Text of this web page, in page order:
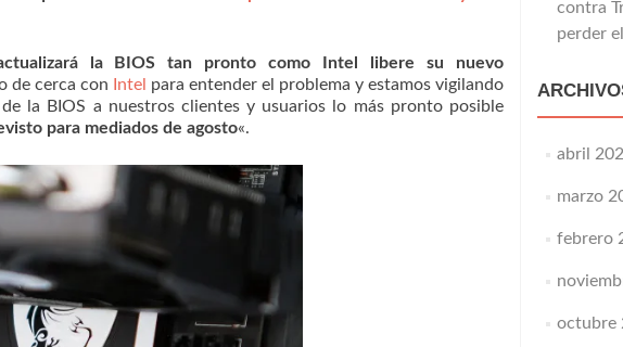
la BIOS tan pronto como Intel libere su nuevo
de cerca con Intel para entender el problema y estamos vigilando
la BIOS a nuestros clientes y usuarios lo más pronto posible
para mediados de agosto«.
contra
perder
abril
marzo
febrero
octubre